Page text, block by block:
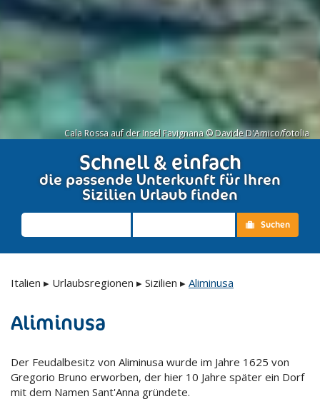
Cala Rossa auf der Insel Favignana © Davide D'Amico/fotolia
Schnell & einfach
die passende Unterkunft für Ihren
Sizilien Urlaub finden
Suchen
Italien ▸ Urlaubsregionen ▸ Sizilien ▸ Aliminusa
Aliminusa
Der Feudalbesitz von Aliminusa wurde im Jahre 1625 von
Gregorio Bruno erworben, der hier 10 Jahre später ein Dorf
mit dem Namen Sant'Anna gründete.